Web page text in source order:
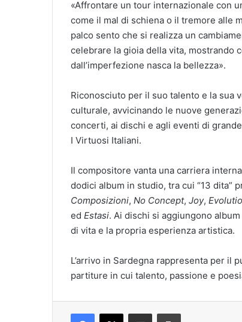
«Affrontare un tour internazionale con
come il mal di schiena o il tremore alle
palco sento che si realizza un
celebrare la gioia della vita, mostrando
dall’imperfezione nasca la bellezza».
Riconosciuto per il suo talento e la sua
culturale, avvicinando le nuove
concerti, ai dischi e agli eventi di
I Virtuosi Italiani.
Il compositore vanta una carriera
dodici album in studio, tra cui “13 dita”
Composizioni, No Concept, Joy,
ed Estasi. Ai dischi si aggiungono
di vita e la propria esperienza artistica.
L’arrivo in Sardegna rappresenta per il
partiture in cui talento, passione e